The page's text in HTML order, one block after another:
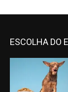
ESCOLHA DO